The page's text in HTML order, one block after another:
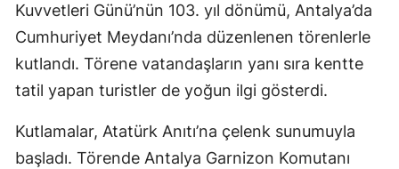
Kuvvetleri Günü’nün 103. yıl dönümü, Antalya’da
Cumhuriyet Meydanı’nda düzenlenen törenlerle
kutlandı. Törene vatandaşların yanı sıra kentte
tatil yapan turistler de yoğun ilgi gösterdi.
Kutlamalar, Atatürk Anıtı’na çelenk sunumuyla
başladı. Törende Antalya Garnizon Komutanı